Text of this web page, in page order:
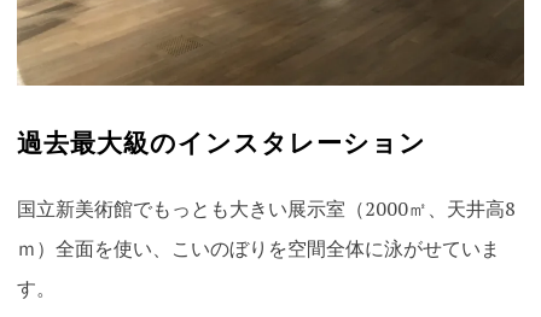
過去最大級のインスタレーション
国立新美術館でもっとも大きい展示室（2000㎡、天井高8
ｍ）全面を使い、
こいのぼりを空間全体に泳がせていま
す。